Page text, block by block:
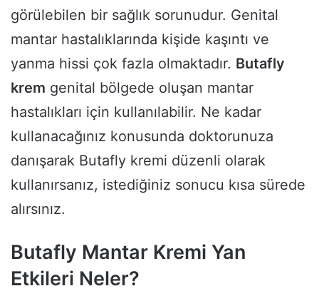
görülebilen bir sağlık sorunudur. Genital
mantar hastalıklarında kişide kaşıntı ve
yanma hissi çok fazla olmaktadır. Butafly
krem genital bölgede oluşan mantar
hastalıkları için kullanılabilir. Ne kadar
kullanacağınız konusunda doktorunuza
danışarak Butafly kremi düzenli olarak
kullanırsanız, istediğiniz sonucu kısa sürede
alırsınız.
Butafly Mantar Kremi Yan
Etkileri Neler?